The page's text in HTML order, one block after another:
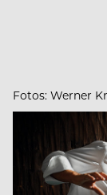
Fotos: Werner